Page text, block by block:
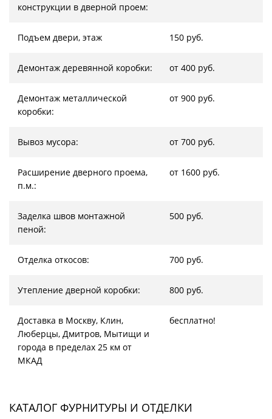
конструкции в дверной проем:
Подъем двери, этаж 150 руб.
Демонтаж деревянной коробки: от 400 руб.
Демонтаж металлической
коробки:
от 900 руб.
Вывоз мусора: от 700 руб.
Расширение дверного проема,
п.м.:
от 1600 руб.
Заделка швов монтажной
пеной:
500 руб.
Отделка откосов: 700 руб.
Утепление дверной коробки: 800 руб.
Доставка в Москву, Клин,
Люберцы, Дмитров, Мытищи и
города в пределах 25 км от
МКАД
бесплатно!
КАТАЛОГ ФУРНИТУРЫ И ОТДЕЛКИ